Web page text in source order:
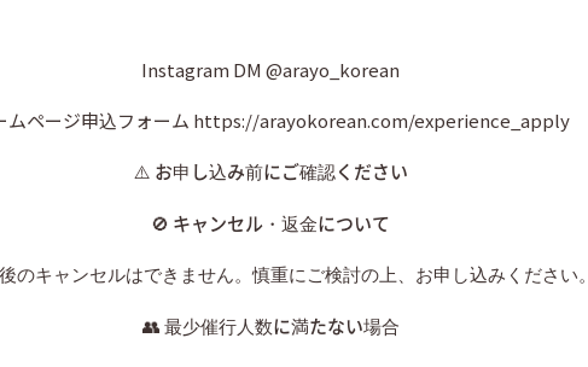
Instagram DM @arayo_korean
ムページ申込フォーム https://arayokorean.com/experience_apply
⚠️ お申し込み前にご確認ください
🚫 キャンセル・返金について
のキャンセルはできません。慎重にご検討の上、お申し込みください。
👥最少催行人数に満たない場合